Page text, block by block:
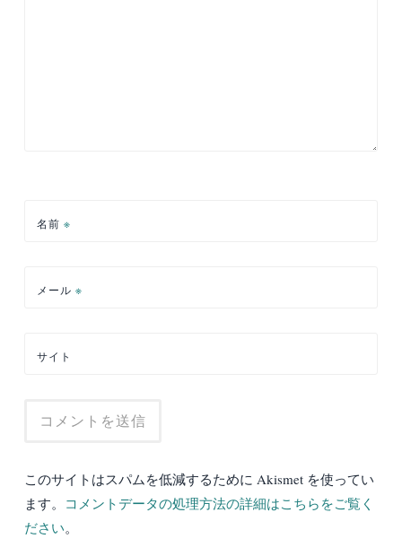
名前 ※
メール ※
サイト
このサイトはスパムを低減するために Akismet を使ってい
ます。 コメントデータの処理方法の詳細はこちらをご覧く
ださい。